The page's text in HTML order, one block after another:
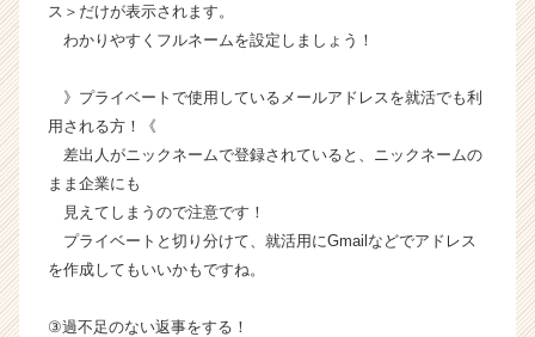
チ
ア
ャ
ア
e
e
r
a
ス＞だけが表示されます。
わかりやすくフルネームを設定しましょう！
》プライベートで使用しているメールアドレスを就活でも利
用される方！《
差出人がニックネームで登録されていると、ニックネームの
まま企業にも
見えてしまうので注意です！
プライベートと切り分けて、就活用にGmailなどでアドレス
を作成してもいいかもですね。
③過不足のない返事をする！